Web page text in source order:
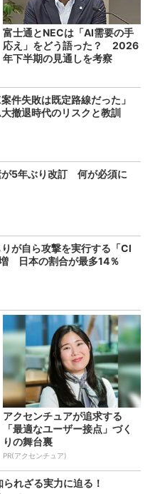
富士通とNECは「AI需要の手
応え」をどう語った？ 2026
年下半期の見通しを考察
件失敗は既定路線だった」
撤退時代のリスクと教訓
が5年ぶり改訂 何が必須に
が自ら攻撃を実行する「Cl
日本の割合が最多14％
アクセンチュアが追求する
「最適なユーザー接点」づく
りの舞台裏
PR(アクセンチュア)
られざる実力に迫る！